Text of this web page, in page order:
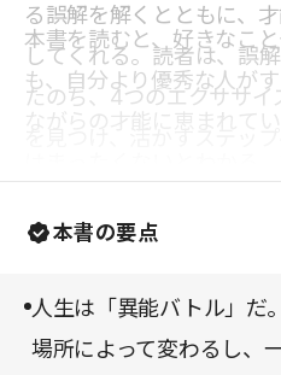
る誤解を解くとともに、
してくれる。読者は、誤
たのち、4つのエクササイ
本書を読むと、好きなこ
も、自分より優秀な人が
ながらの才能に恵まれて
を決めるだけなのだ。自
本書の要点
人生は「異能バトル」だ
場所によって変わるし、